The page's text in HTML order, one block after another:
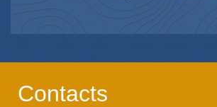
Contacts